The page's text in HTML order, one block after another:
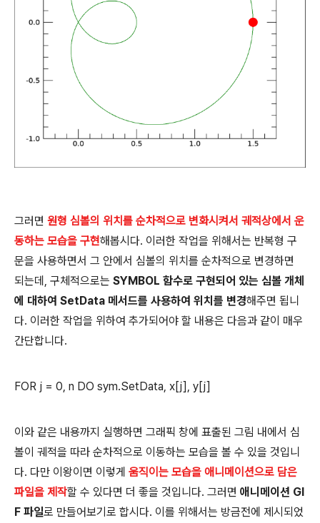
그러면 원형 심볼의 위치를 순차적으로 변화시켜서 궤적상에서 운
동하는 모습을 구현해봅시다. 이러한 작업을 위해서는 반복형 구
문을 사용하면서 그 안에서 심볼의 위치를 순차적으로 변경하면
되는데, 구체적으로는 SYMBOL 함수로 구현되어 있는 심볼 개체
에 대하여 SetData 메서드를 사용하여 위치를 변경해주면 됩니
다. 이러한 작업을 위하여 추가되어야 할 내용은 다음과 같이 매우
간단합니다.
FOR j = 0, n DO sym.SetData, x[j], y[j]
이와 같은 내용까지 실행하면 그래픽 창에 표출된 그림 내에서 심
볼이 궤적을 따라 순차적으로 이동하는 모습을 볼 수 있을 것입니
다. 다만 이왕이면 이렇게 움직이는 모습을 애니메이션으로 담은
파일을 제작할 수 있다면 더 좋을 것입니다. 그러면 애니메이션 GI
F 파일로 만들어보기로 합시다. 이를 위해서는 방금전에 제시되었